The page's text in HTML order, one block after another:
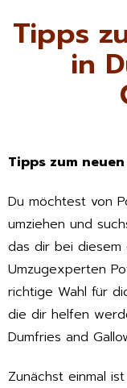
Tipps
in
Tipps zum
Du möchtest von
umziehen und
das dir bei diesem
Umzugexperten
richtige Wahl für
die dir helfen
Dumfries and
Zunächst einmal